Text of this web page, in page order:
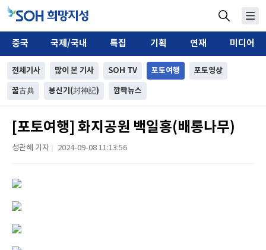
중국 국제/국내 특집 기획 연재 미디어
전체기사 많이 본 기사 SOH TV 포토여행 포토영상
꿀古典 봉신기(封神記) 깜짝뉴스
[포토여행] 화지공원 백일홍(배롱나무)
성관해 기자 2024-09-08 11:13:56